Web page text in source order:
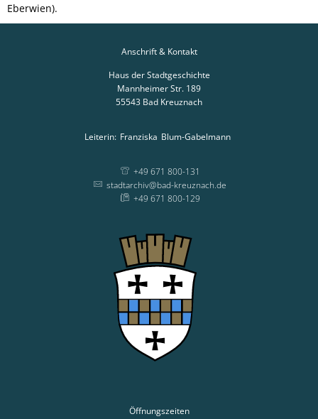
Eberwien).
Anschrift & Kontakt
Haus der Stadtgeschichte
Mannheimer Str. 189
55543 Bad Kreuznach
Leiterin: Franziska Blum-Gabelmann
+49 671 800-131
stadtarchiv@bad-kreuznach.de
+49 671 800-129
Öffnungszeiten